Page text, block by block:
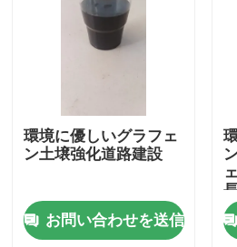
家へ
環境に優しいグラフェ
ン土壌強化道路建設
お問い合わせを送信